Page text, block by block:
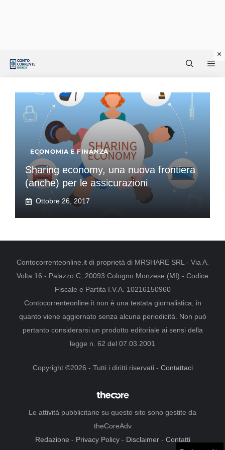
ECONOMIA E FINANZA
Sharing economy, una nuova frontiera
(anche) per le assicurazioni
Ottobre 26, 2017
Contocorrenteonline.it di proprietà di MRSHARE SRL - Via A.
Volta 16 - Palazzo C, 20093 Cologno Monzese (MI) - Codice
Fiscale e Partita I.V.A. 10216150960
Contocorrenteonline.it non è una testata giornalistica, in
quanto viene aggiornato senza alcuna periodicità. Non può
pertanto considerarsi un prodotto editoriale ai sensi della
legge n. 62 del 07.03.2001
Copyright ©2026 - Tutti i diritti riservati - Contattaci
Le attività pubblicitarie su questo sito sono gestite da
theCoreAdv
Redazione - Privacy Policy- Disclaimer- Contatti